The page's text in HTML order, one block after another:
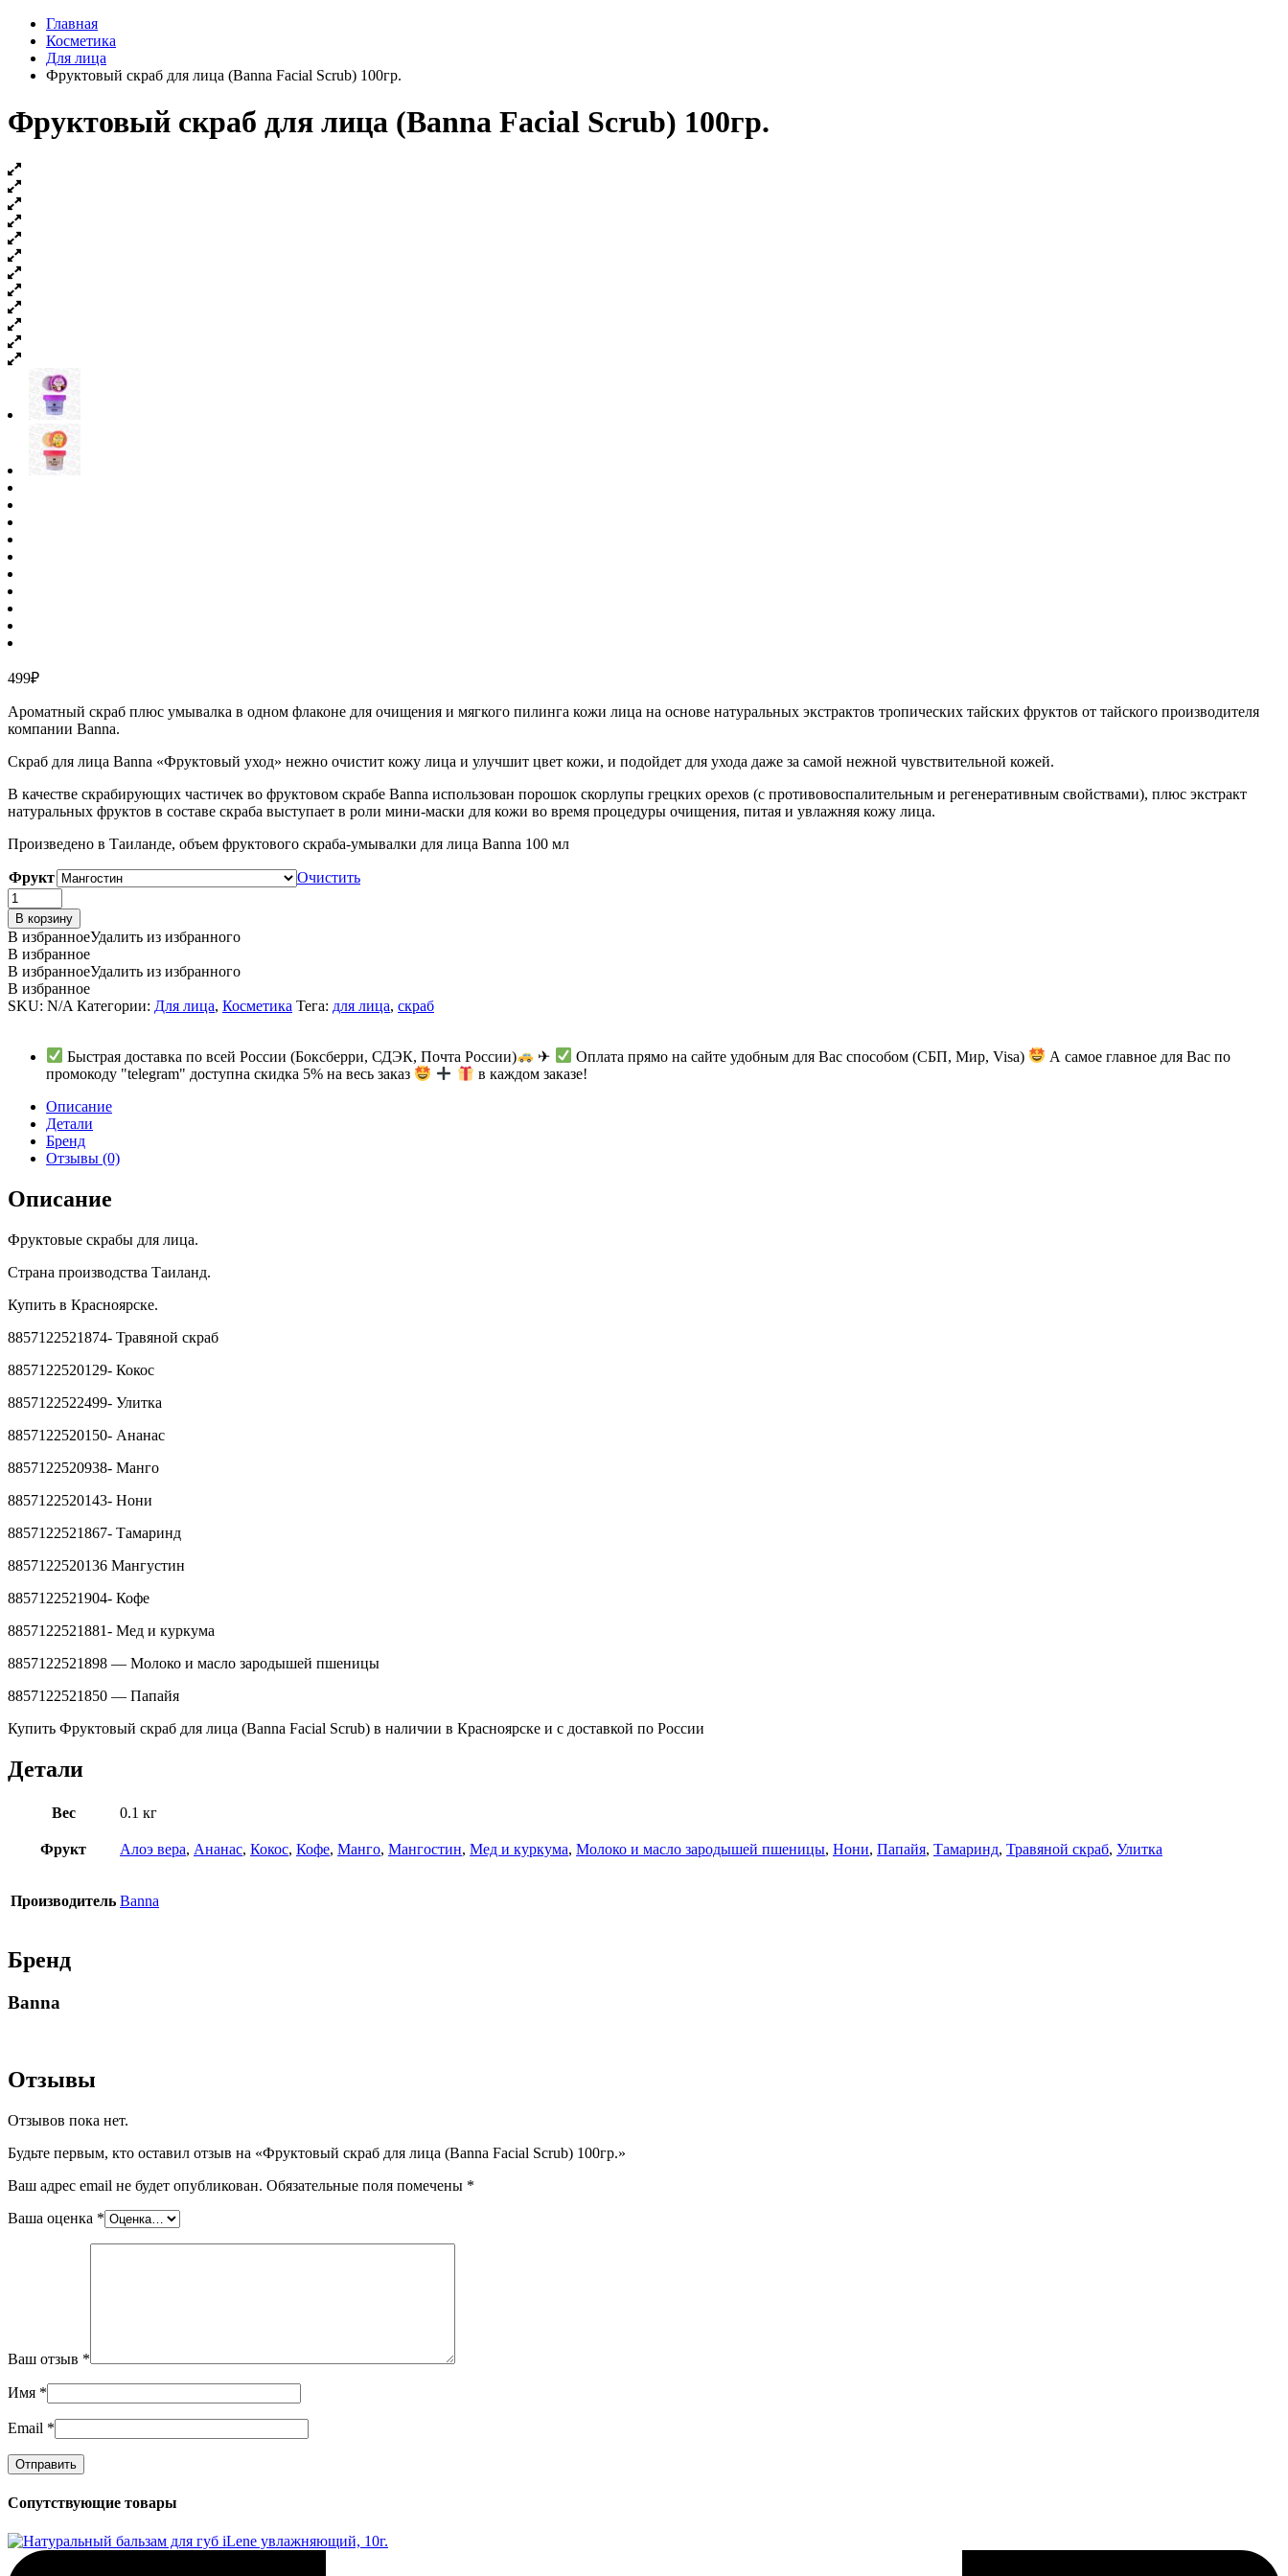
Главная
Косметика
Для лица
Фруктовый скраб для лица (Banna Facial Scrub) 100гр.
Фруктовый скраб для лица (Banna Facial Scrub) 100гр.
499₽
Ароматный скраб плюс умывалка в одном флаконе для очищения и мягкого пилинга кожи лица на основе натуральных экстрактов тропических тайских фруктов от тайского производителя
компании Banna.
Скраб для лица Banna «Фруктовый уход» нежно очистит кожу лица и улучшит цвет кожи, и подойдет для ухода даже за самой нежной чувствительной кожей.
В качестве скрабирующих частичек во фруктовом скрабе Banna использован порошок скорлупы грецких орехов (с противовоспалительным и регенеративным свойствами), плюс экстракт
натуральных фруктов в составе скраба выступает в роли мини-маски для кожи во время процедуры очищения, питая и увлажняя кожу лица.
Произведено в Таиланде, объем фруктового скраба-умывалки для лица Banna 100 мл
Фрукт
Очистить
Фруктовый
скраб
для
лица
(Banna
Facial
Scrub)
100гр.
В корзину
В избранноеУдалить из избранного
В избранное
В избранноеУдалить из избранного
В избранное
SKU: N/A Категории: Для лица, Косметика Тега: для лица, скраб
Быстрая доставка по всей России (Боксберри, СДЭК, Почта России) ✈ Оплата прямо на сайте удобным для Вас способом (СБП, Мир, Visa)
А самое главное для Вас по
промокоду "telegram" доступна скидка 5% на весь заказ
в каждом заказе!
Описание
Детали
Бренд
Отзывы (0)
Описание
Фруктовые скрабы для лица.
Страна производства Таиланд.
Купить в Красноярске.
8857122521874- Травяной скраб
8857122520129- Кокос
8857122522499- Улитка
8857122520150- Ананас
8857122520938- Манго
8857122520143- Нони
8857122521867- Тамаринд
8857122520136 Мангустин
8857122521904- Кофе
8857122521881- Мед и куркума
8857122521898 — Молоко и масло зародышей пшеницы
8857122521850 — Папайя
Купить Фруктовый скраб для лица (Banna Facial Scrub) в наличии в Красноярске и с доставкой по России
Детали
Вес 0.1 кг
Фрукт Алоэ вера, Ананас, Кокос, Кофе, Манго, Мангостин, Мед и куркума, Молоко и масло зародышей пшеницы, Нони, Папайя, Тамаринд, Травяной скраб, Улитка
Производитель Banna
Бренд
Banna
Отзывы
Отзывов пока нет.
Будьте первым, кто оставил отзыв на «Фруктовый скраб для лица (Banna Facial Scrub) 100гр.»
Ваш адрес email не будет опубликован. Обязательные поля помечены *
Ваша оценка *
Ваш отзыв *
Имя *
Email *
Сопутствующие товары